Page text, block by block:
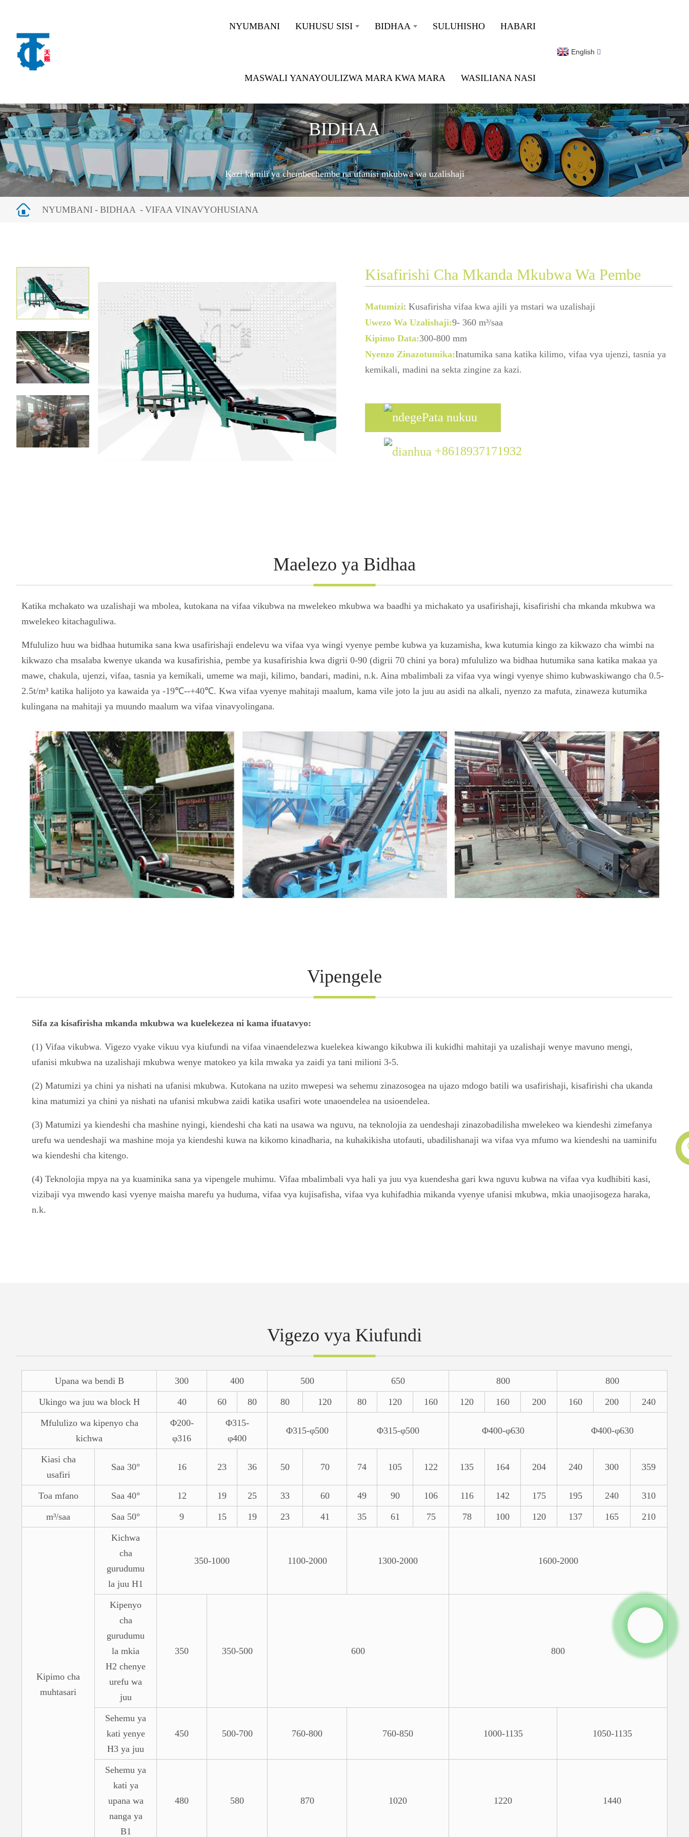
NYUMBANI KUHUSU SISI BIDHAA SULUHISHO HABARI
MASWALI YANAYOULIZWA MARA KWA MARA WASILIANA NASI
English
BIDHAA
Kazi kamili ya chembechembe na ufanisi mkubwa wa uzalishaji
NYUMBANI BIDHAA VIFAA VINAVYOHUSIANA
Kisafirishi Cha Mkanda Mkubwa Wa Pembe
Matumizi: Kusafirisha vifaa kwa ajili ya mstari wa uzalishaji
Uwezo Wa Uzalishaji:9- 360 m³/saa
Kipimo Data:300-800 mm
Nyenzo Zinazotumika:Inatumika sana katika kilimo, vifaa vya ujenzi, tasnia ya
kemikali, madini na sekta zingine za kazi.
Pata nukuu
+8618937171932
Maelezo ya Bidhaa
Katika mchakato wa uzalishaji wa mbolea, kutokana na vifaa vikubwa na mwelekeo mkubwa wa baadhi ya michakato ya usafirishaji, kisafirishi cha mkanda mkubwa wa
mwelekeo kitachaguliwa.
Mfululizo huu wa bidhaa hutumika sana kwa usafirishaji endelevu wa vifaa vya wingi vyenye pembe kubwa ya kuzamisha, kwa kutumia kingo za kikwazo cha wimbi na
kikwazo cha msalaba kwenye ukanda wa kusafirishia, pembe ya kusafirishia kwa digrii 0-90 (digrii 70 chini ya bora) mfululizo wa bidhaa hutumika sana katika makaa ya
mawe, chakula, ujenzi, vifaa, tasnia ya kemikali, umeme wa maji, kilimo, bandari, madini, n.k. Aina mbalimbali za vifaa vya wingi vyenye shimo kubwaskiwango cha 0.5-
2.5t/m³ katika halijoto ya kawaida ya -19℃--+40℃. Kwa vifaa vyenye mahitaji maalum, kama vile joto la juu au asidi na alkali, nyenzo za mafuta, zinaweza kutumika
kulingana na mahitaji ya muundo maalum wa vifaa vinavyolingana.
Vipengele
Sifa za kisafirisha mkanda mkubwa wa kuelekezea ni kama ifuatavyo:
(1) Vifaa vikubwa. Vigezo vyake vikuu vya kiufundi na vifaa vinaendelezwa kuelekea kiwango kikubwa ili kukidhi mahitaji ya uzalishaji wenye mavuno mengi,
ufanisi mkubwa na uzalishaji mkubwa wenye matokeo ya kila mwaka ya zaidi ya tani milioni 3-5.
(2) Matumizi ya chini ya nishati na ufanisi mkubwa. Kutokana na uzito mwepesi wa sehemu zinazosogea na ujazo mdogo batili wa usafirishaji, kisafirishi cha ukanda
kina matumizi ya chini ya nishati na ufanisi mkubwa zaidi katika usafiri wote unaoendelea na usioendelea.
(3) Matumizi ya kiendeshi cha mashine nyingi, kiendeshi cha kati na usawa wa nguvu, na teknolojia za uendeshaji zinazobadilisha mwelekeo wa kiendeshi zimefanya
urefu wa uendeshaji wa mashine moja ya kiendeshi kuwa na kikomo kinadharia, na kuhakikisha utofauti, ubadilishanaji wa vifaa vya mfumo wa kiendeshi na uaminifu
wa kiendeshi cha kitengo.
(4) Teknolojia mpya na ya kuaminika sana ya vipengele muhimu. Vifaa mbalimbali vya hali ya juu vya kuendesha gari kwa nguvu kubwa na vifaa vya kudhibiti kasi,
vizibaji vya mwendo kasi vyenye maisha marefu ya huduma, vifaa vya kujisafisha, vifaa vya kuhifadhia mikanda vyenye ufanisi mkubwa, mkia unaojisogeza haraka,
n.k.
Vigezo vya Kiufundi
Upana wa bendi B 300 400 500 650 800 800
Ukingo wa juu wa block H 40 60 80 80 120 80 120 160 120 160 200 160 200 240
Mfululizo wa kipenyo cha
kichwa
Φ200-
φ316
Φ315-
φ400
Φ315-φ500 Φ315-φ500 Φ400-φ630 Φ400-φ630
Kiasi cha
usafiri
Saa 30° 16 23 36 50 70 74 105 122 135 164 204 240 300 359
Toa mfano Saa 40° 12 19 25 33 60 49 90 106 116 142 175 195 240 310
m³/saa Saa 50° 9 15 19 23 41 35 61 75 78 100 120 137 165 210
Kipimo cha
muhtasari
Kichwa
cha
gurudumu
la juu H1
350-1000 1100-2000 1300-2000 1600-2000
Kipenyo
cha
gurudumu
la mkia
H2 chenye
urefu wa
juu
350 350-500 600 800
Sehemu ya
kati yenye
H3 ya juu
450 500-700 760-800 760-850 1000-1135 1050-1135
Sehemu ya
kati ya
upana wa
nanga ya
B1
480 580 870 1020 1220 1440